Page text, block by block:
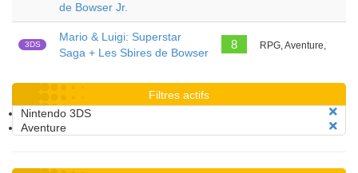
de Bowser Jr.
3DS
Mario & Luigi: Superstar
Saga + Les Sbires de Bowser
8 RPG, Aventure,
Filtres actifs
Nintendo 3DS
Aventure